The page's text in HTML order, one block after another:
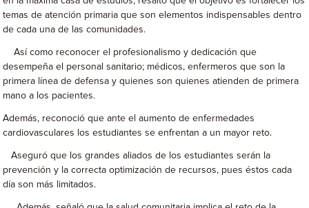
temas de atención primaria que son elementos indispensables dentro
de cada una de las comunidades.
Así como reconocer el profesionalismo y dedicación que
desempeña el personal sanitario; médicos, enfermeros que son la
primera línea de defensa y quienes son quienes atienden de primera
mano a los pacientes.
Además, reconoció que ante el aumento de enfermedades
cardiovasculares los estudiantes se enfrentan a un mayor reto.
Aseguró que los grandes aliados de los estudiantes serán la
prevención y la correcta optimización de recursos, pues éstos cada
día son más limitados.